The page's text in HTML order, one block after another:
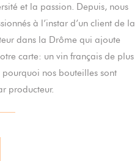
et la passion. Depuis, nous
à l’instar d’un client de la
dans la Drôme qui ajoute
carte: un vin français de plus
nos bouteilles sont
producteur.